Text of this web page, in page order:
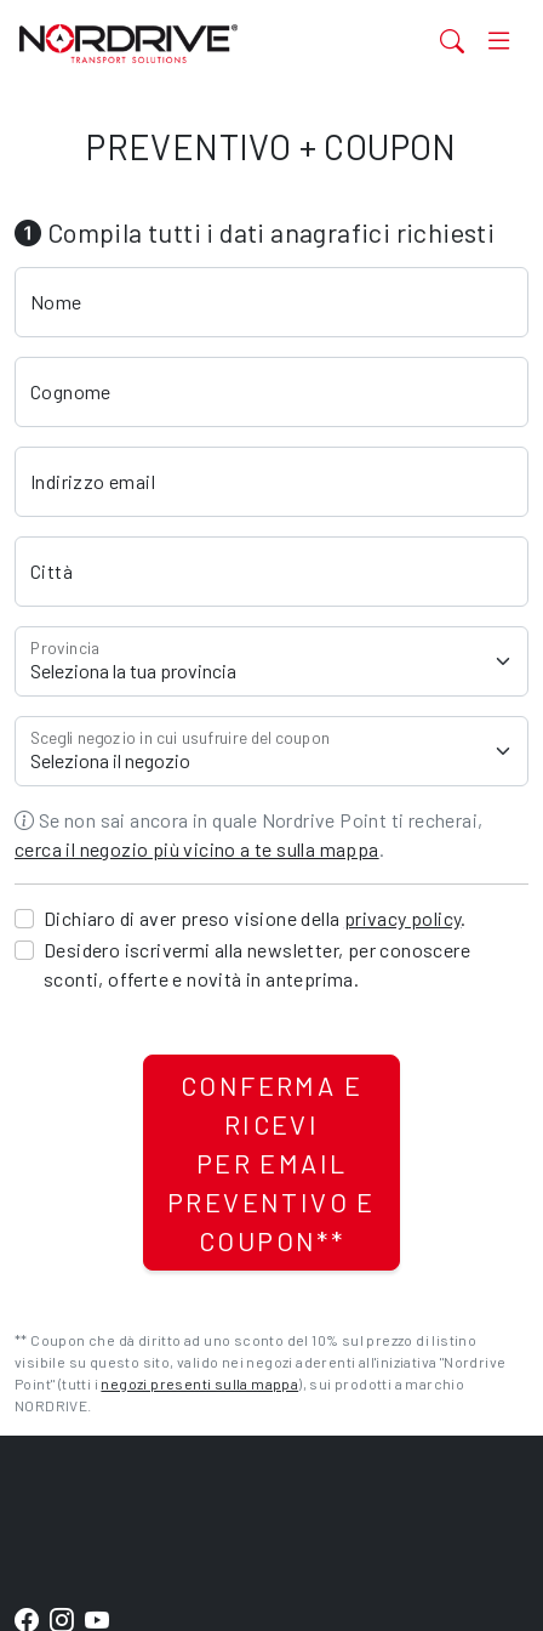
PREVENTIVO + COUPON
Compila tutti i dati anagrafici richiesti
Nome
Cognome
Indirizzo email
Città
Provincia
Scegli negozio in cui usufruire del coupon
Se non sai ancora in quale Nordrive Point ti recherai,
cerca il negozio più vicino a te sulla mappa.
Dichiaro di aver preso visione della privacy policy.
Desidero iscrivermi alla newsletter, per conoscere
sconti, offerte e novità in anteprima.
CONFERMA E
RICEVI
PER EMAIL
PREVENTIVO E
COUPON**
** Coupon che dà diritto ad uno sconto del 10% sul prezzo di listino
visibile su questo sito, valido nei negozi aderenti all'iniziativa "Nordrive
Point" (tutti i negozi presenti sulla mappa), sui prodotti a marchio
NORDRIVE.